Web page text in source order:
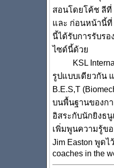
สอนโดยโค้ช ลีที่
และ ก่อนหน้านี้ที่
นี้ได้รับการรับรอ
ไซด์นี้ด้วย
KSL
รูปแบบเดียวกัน
B.E.S,T
บนพื้นฐานของก
อิสระกับนักยิงธ
เพิ่มพูนความรู้ข
Jim Easton พูดไ
coaches in the